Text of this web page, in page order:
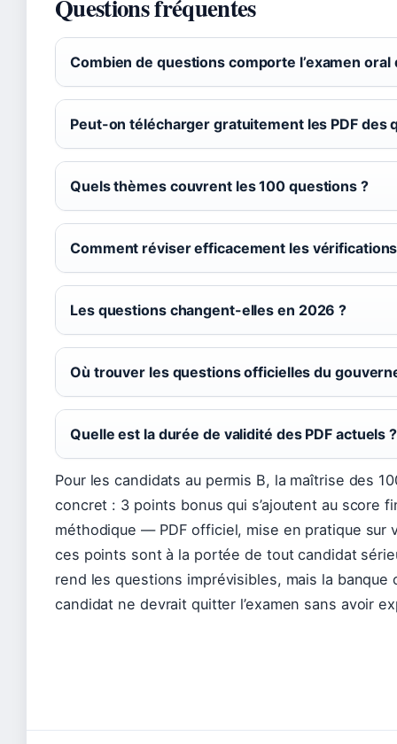
Questions fréquentes
Combien de questions comporte l’examen oral
Peut-on télécharger gratuitement les PDF des
Quels thèmes couvrent les 100 questions ?
Comment réviser efficacement les
Les questions changent-elles en 2026 ?
Où trouver les questions officielles du
Quelle est la durée de validité des PDF actuels ?
Pour les candidats au permis B, la maîtrise des
concret : 3 points bonus qui s’ajoutent au score
méthodique — PDF officiel, mise en pratique sur
ces points sont à la portée de tout candidat
rend les questions imprévisibles, mais la
candidat ne devrait quitter l’examen sans avoir